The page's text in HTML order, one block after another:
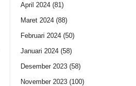
April 2024(81)
Maret 2024(88)
Februari 2024(50)
Januari 2024(58)
Desember 2023(58)
November 2023(100)